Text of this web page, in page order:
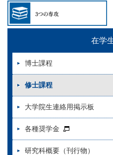
在学
博士課程
修士課程
大学院生連絡用掲示板
各種奨学金
研究科概要（刊行物）